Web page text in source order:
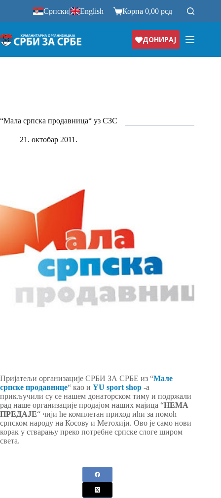
Српски| English Корпа0,00рсд
ДОНИРАЈ
“Мала српска продавница“ уз СЗС
21. октобар 2011.
Пријатељи организације СРБИ ЗА СРБЕ из “Мале
српске продавнице“ као и YU sport shop -a
прикључили су се нашем донаторском тиму и подржали
рад наше организације продајом наших мајица “НЕМА
ПРЕДАЈЕ“ чији ће комплетан приход ићи за помоћ
српском народу на Косову и Метохији. Ово је само нови
корак у стварању преко потребне српске слоге широм
света.